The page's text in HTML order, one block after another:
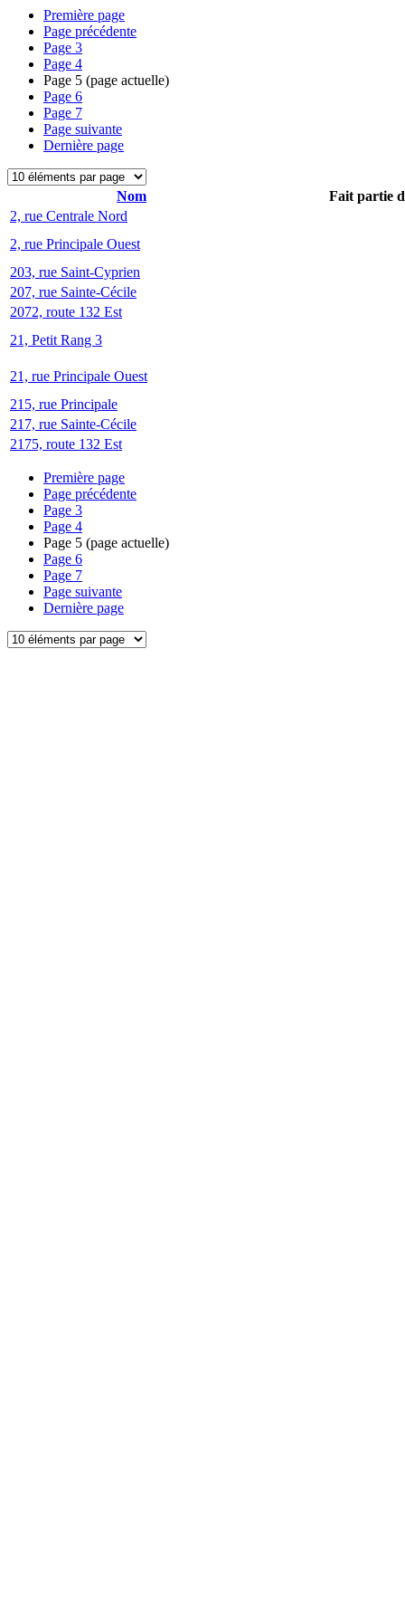
Première page
Page précédente
Page 3
Page 4
Page 5 (page actuelle)
Page 6
Page 7
Page suivante
Dernière page
Nom
Fait partie
2, rue Centrale Nord
2, rue Principale Ouest
203, rue Saint-Cyprien
207, rue Sainte-Cécile
2072, route 132 Est
21, Petit Rang 3
21, rue Principale Ouest
215, rue Principale
217, rue Sainte-Cécile
2175, route 132 Est
Première page
Page précédente
Page 3
Page 4
Page 5 (page actuelle)
Page 6
Page 7
Page suivante
Dernière page